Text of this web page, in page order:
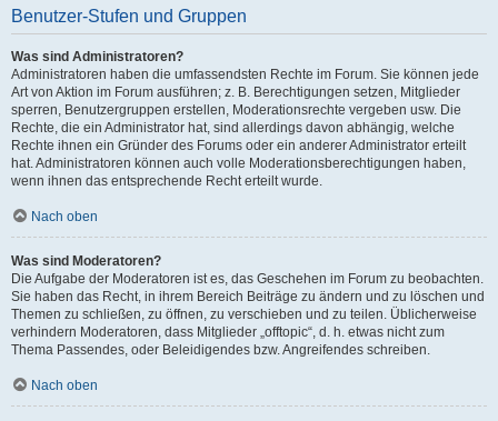
Benutzer-Stufen und Gruppen
Was sind Administratoren?
Administratoren haben die umfassendsten Rechte im Forum. Sie können jede
Art von Aktion im Forum ausführen; z. B. Berechtigungen setzen, Mitglieder
sperren, Benutzergruppen erstellen, Moderationsrechte vergeben usw. Die
Rechte, die ein Administrator hat, sind allerdings davon abhängig, welche
Rechte ihnen ein Gründer des Forums oder ein anderer Administrator erteilt
hat. Administratoren können auch volle Moderationsberechtigungen haben,
wenn ihnen das entsprechende Recht erteilt wurde.
Nach oben
Was sind Moderatoren?
Die Aufgabe der Moderatoren ist es, das Geschehen im Forum zu beobachten.
Sie haben das Recht, in ihrem Bereich Beiträge zu ändern und zu löschen und
Themen zu schließen, zu öffnen, zu verschieben und zu teilen. Üblicherweise
verhindern Moderatoren, dass Mitglieder „offtopic“, d. h. etwas nicht zum
Thema Passendes, oder Beleidigendes bzw. Angreifendes schreiben.
Nach oben